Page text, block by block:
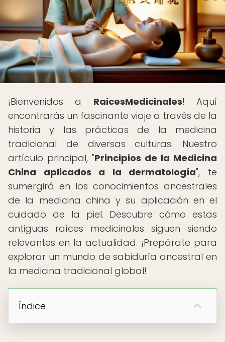
¡Bienvenidos a RaicesMedicinales! Aquí
encontrarás un fascinante viaje a través de la
historia y las prácticas de la medicina
tradicional de diversas culturas. Nuestro
artículo principal, "Principios de la Medicina
China aplicados a la dermatología", te
sumergirá en los conocimientos ancestrales
de la medicina china y su aplicación en el
cuidado de la piel. Descubre cómo estas
antiguas raíces medicinales siguen siendo
relevantes en la actualidad. ¡Prepárate para
explorar un mundo de sabiduría ancestral en
la medicina tradicional global!
Índice